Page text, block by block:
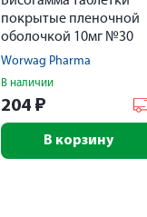
покрытые пленочной
оболочкой 10мг №30
Worwag Pharma
В наличии
204 ₽
В корзину